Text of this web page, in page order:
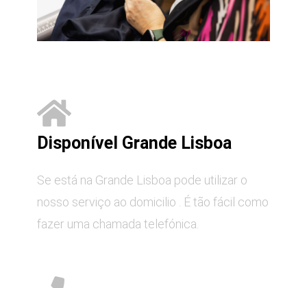
Disponível Grande Lisboa
Se está na Grande Lisboa pode utilizar o
nosso serviço ao domicilio . É tão fácil como
fazer uma chamada telefónica.